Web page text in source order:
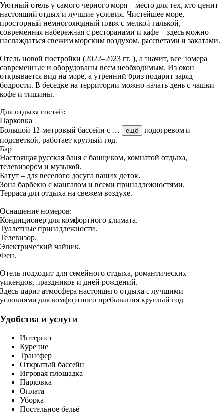
Уютный отель у самого черного моря – место для тех, кто ценит
настоящий отдых и лучшие условия. Чистейшее море,
просторный немноголюдный пляж с мелкой галькой,
современная набережная с ресторанами и кафе – здесь можно
наслаждаться свежим морским воздухом, рассветами и закатами.
Отель новой постройки (2022–2023 гг. ), а значит, все номера
современные и оборудованы всем необходимым. Из окон
открывается вид на море, а утренний бриз подарит заряд
бодрости. В беседке на территории можно начать день с чашки
кофе и тишины.
Для отдыха гостей:
Парковка
Большой 12-метровый бассейн с … ещё
подогревом и
подсветкой, работает круглый год.
Бар
Настоящая русская баня с банщиком, комнатой отдыха,
телевизором и музыкой.
Батут – для веселого досуга ваших деток.
Зона барбекю с мангалом и всеми принадлежностями.
Терраса для отдыха на свежем воздухе.
Оснащение номеров:
Кондиционер для комфортного климата.
Туалетные принадлежности.
Телевизор.
Электрический чайник.
Фен.
Отель подходит для семейного отдыха, романтических
уикендов, праздников и дней рождений.
Здесь царит атмосфера настоящего отдыха с лучшими
условиями для комфортного пребывания круглый год.
Удобства и услуги
Интернет
Курение
Трансфер
Открытый бассейн
Игровая площадка
Парковка
Оплата
Уборка
Постельное бельё